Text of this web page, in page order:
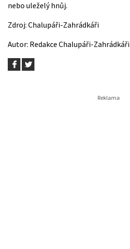
nebo uleželýhnůj.
Zdroj: Chalupáři-Zahrádkáři
Autor: Redakce Chalupáři-Zahrádkáři